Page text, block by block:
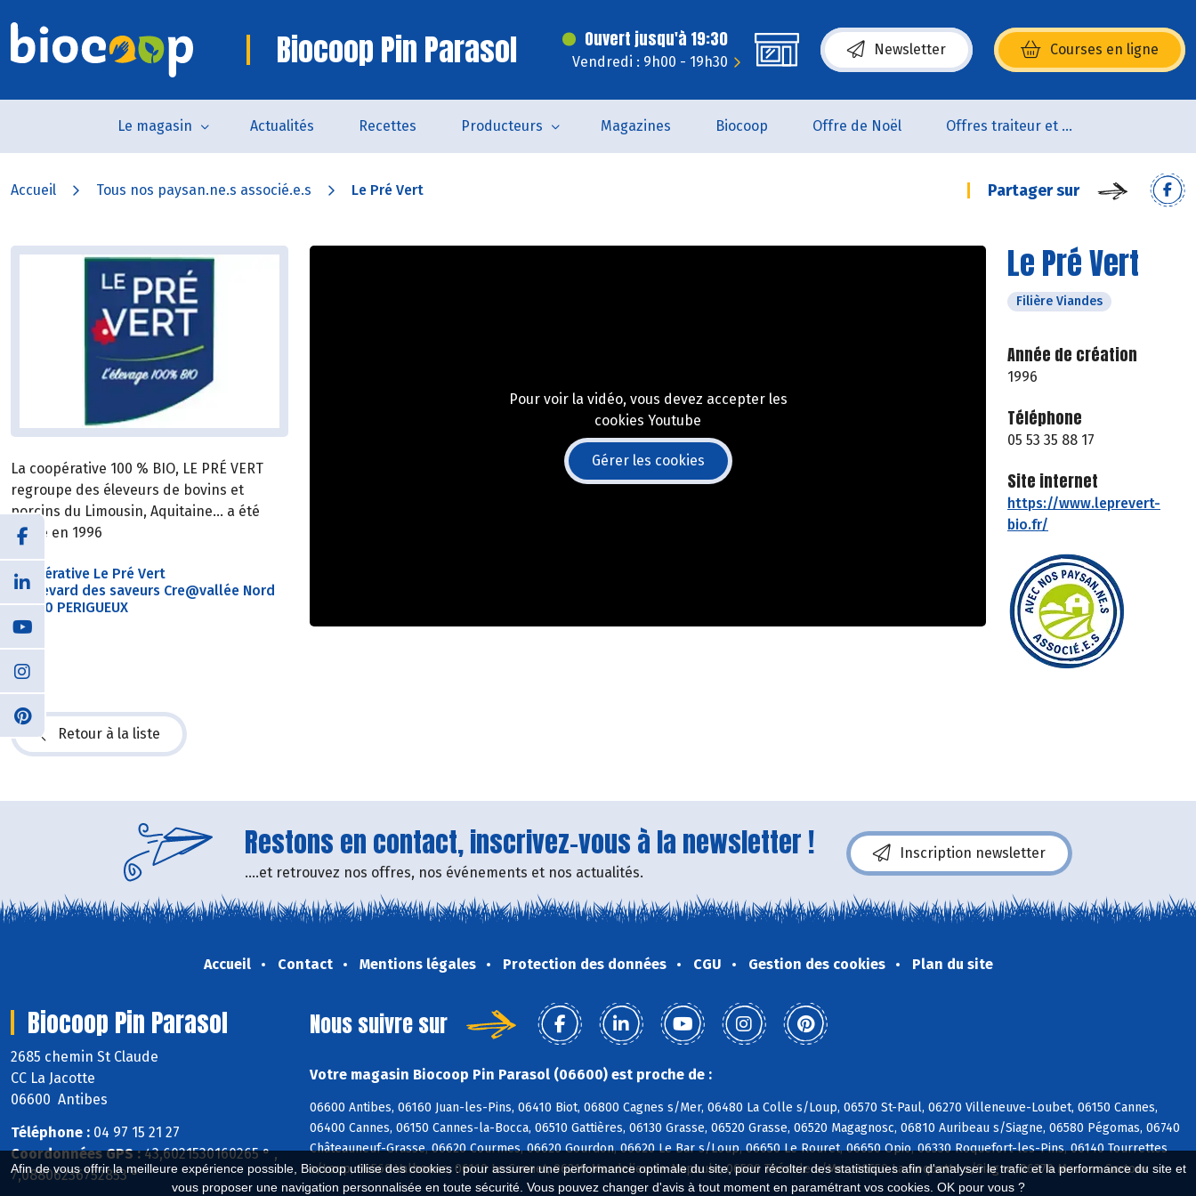
Afin de vous offrir la meilleure expérience possible, Biocoop utilise des cookies : pour assurer une performance optimale du site, pour récolter des statistiques afin d'analyser le trafic et la performance du site et
vous proposer une navigation personnalisée en toute sécurité. Vous pouvez changer d'avis à tout moment en paramétrant vos cookies. OK pour vous ?
Biocoop Pin Parasol Ouvert jusqu'à 19:30
Vendredi : 9h00 - 19h30
Newsletter Courses en ligne
(s’ouvre dans une nouvelle fenêtre)
Le magasin Actualités Recettes Producteurs Magazines Biocoop Offre de Noël Offres traiteur et pâtisserie
Accueil Tous nos paysan.ne.s associé.e.s Le Pré Vert Partager sur
Le Pré Vert
Filière Viandes
Année de création
1996
Téléphone
05 53 35 88 17
Site internet
https://www.leprevert-
bio.fr/
La coopérative 100 % BIO, LE PRÉ VERT
regroupe des éleveurs de bovins et
porcins du Limousin, Aquitaine… a été
créée en 1996
Coopérative Le Pré Vert
Boulevard des saveurs Cre@vallée Nord
24060 PERIGUEUX
Pour voir la vidéo, vous devez accepter les
cookies Youtube
Gérer les cookies
Retour à la liste
Restons en contact, inscrivez-vous à la newsletter !
....et retrouvez nos offres, nos événements et nos actualités.
Inscription newsletter
Accueil Contact Mentions légales Protection des données CGU Gestion des cookies Plan du site
Biocoop Pin Parasol
2685 chemin St Claude
CC La Jacotte
06600 Antibes
Téléphone : 04 97 15 21 27
Coordonnées GPS :43,6021530160265 ° ,
7,08806236752853 °
Nous suivre sur
Votre magasin Biocoop Pin Parasol (06600) est proche de :
06600 Antibes, 06160 Juan-les-Pins, 06410 Biot, 06800 Cagnes s/Mer, 06480 La Colle s/Loup, 06570 St-Paul, 06270 Villeneuve-Loubet, 06150 Cannes,
06400 Cannes, 06150 Cannes-la-Bocca, 06510 Gattières, 06130 Grasse, 06520 Grasse, 06520 Magagnosc, 06810 Auribeau s/Siagne, 06580 Pégomas, 06740
Châteauneuf-Grasse, 06620 Courmes, 06620 Gourdon, 06620 Le Bar s/Loup, 06650 Le Rouret, 06650 Opio, 06330 Roquefort-les-Pins, 06140 Tourrettes
s/Loup, 06560 Valbonne, 06110 Le Cannet, 06210 Mandelieu-la-Napoule, 06590 Théoule s/Mer, 06550 La Roquette s/Siagne, 06370 Mouans-Sartoux